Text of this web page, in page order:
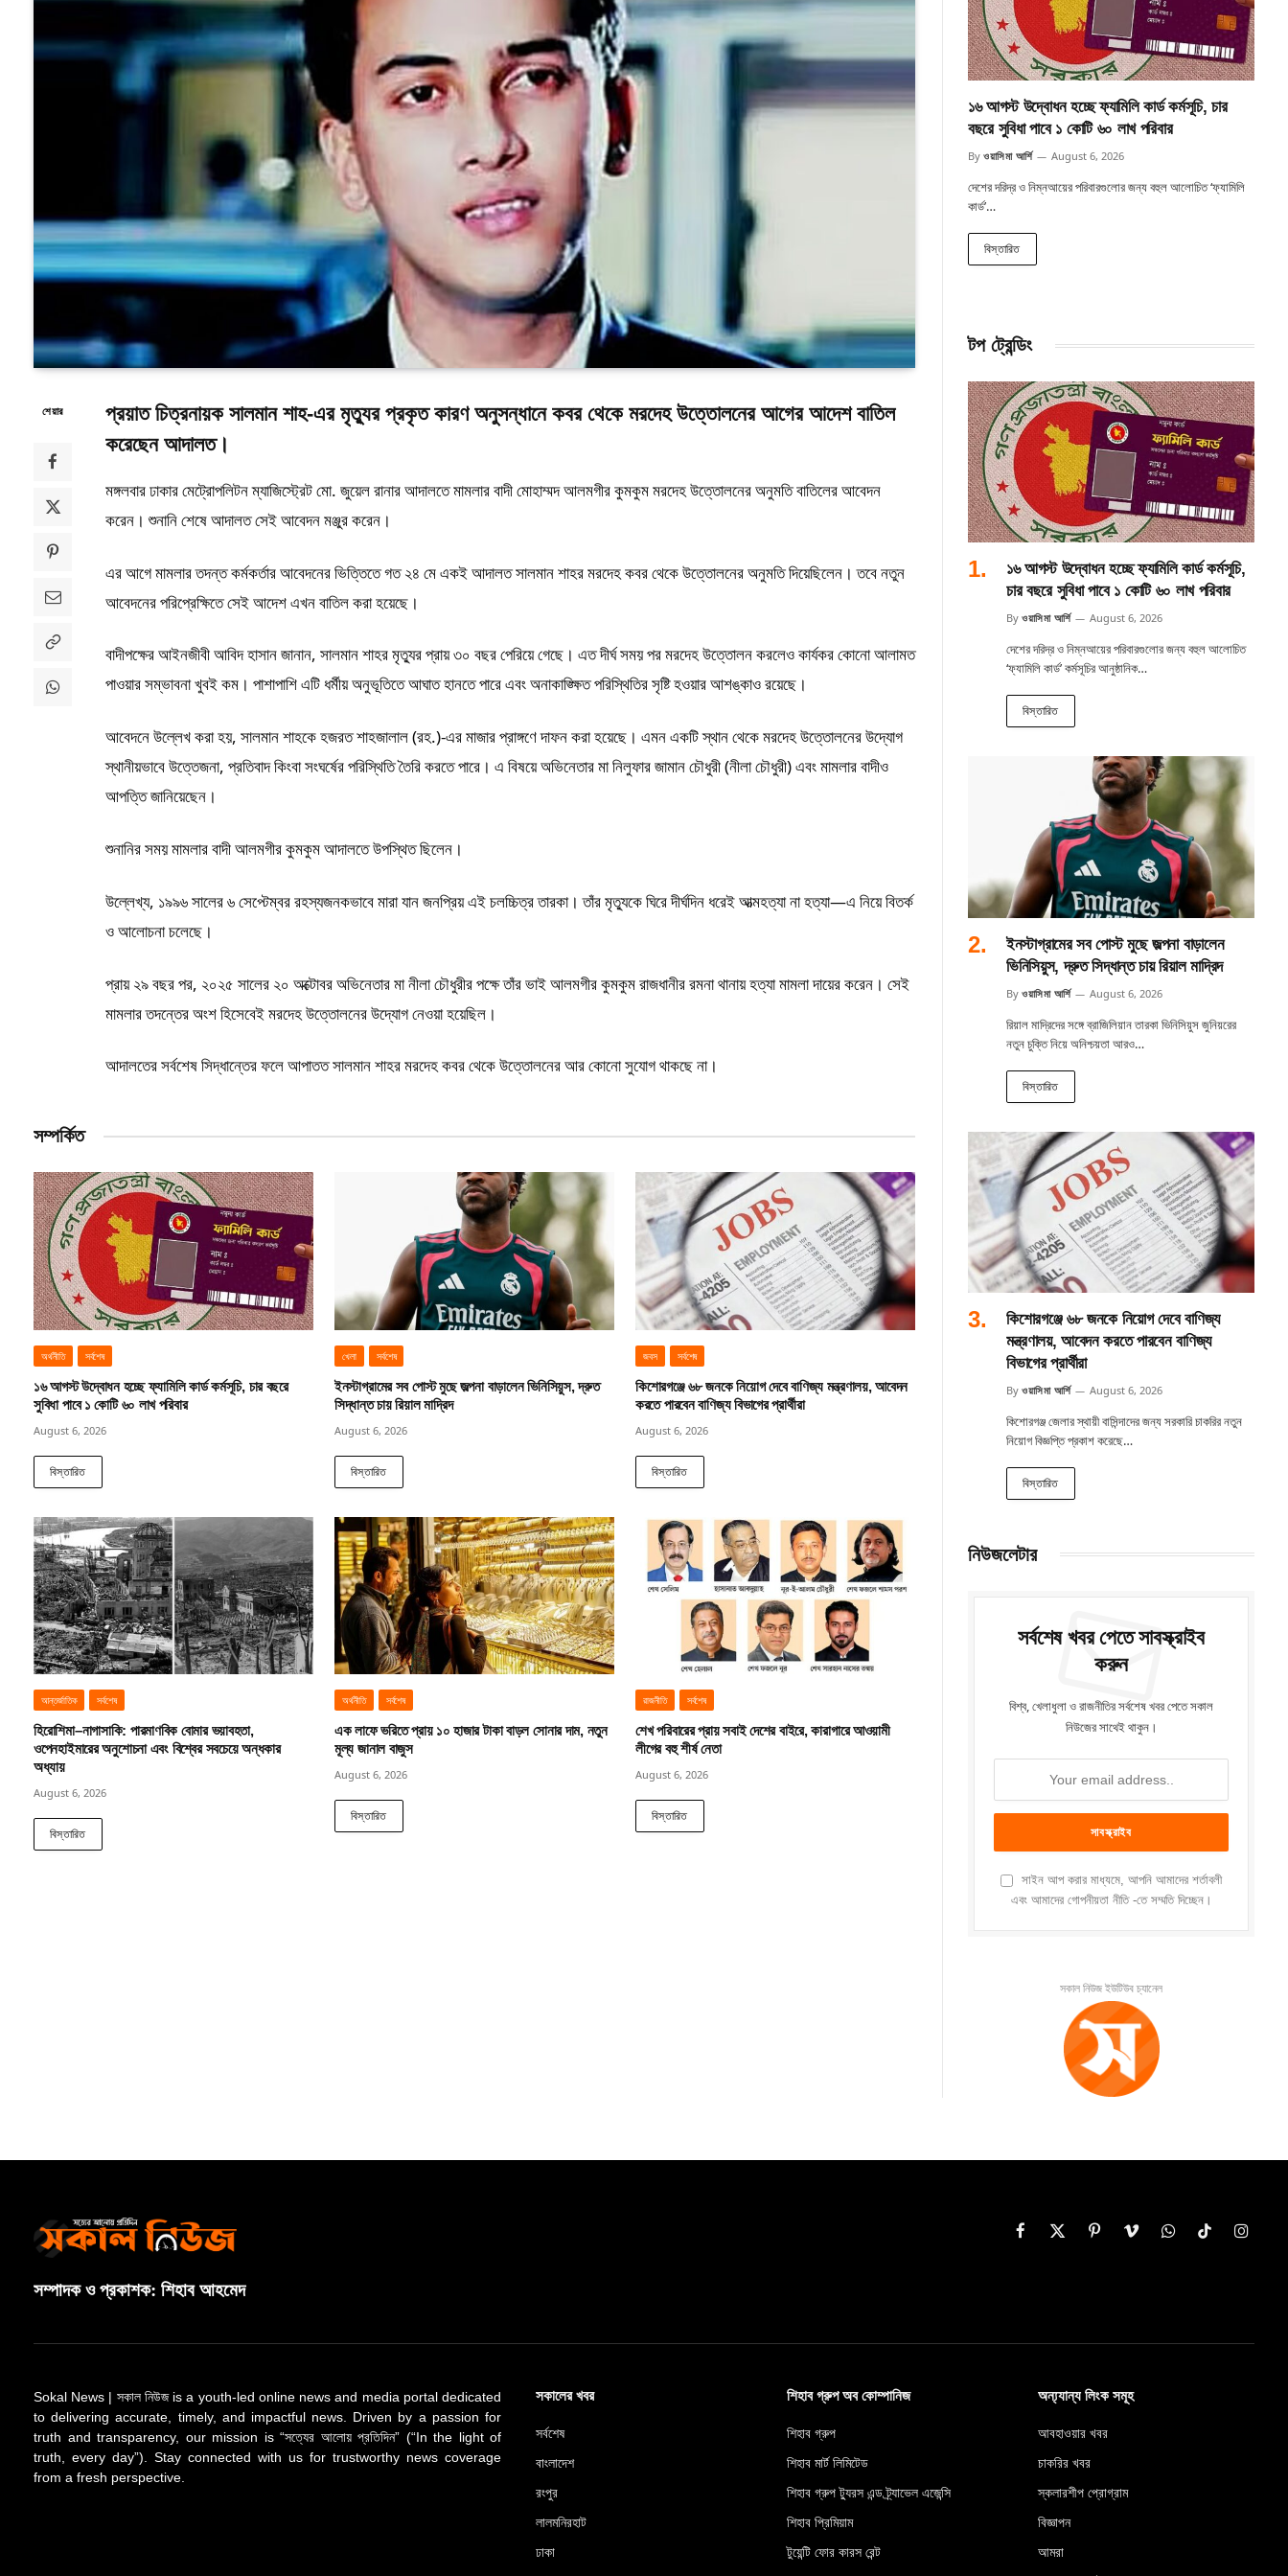
শেয়ার
প্রয়াত চিত্রনায়ক সালমান শাহ-এর মৃত্যুর প্রকৃত কারণ অনুসন্ধানে কবর থেকে মরদেহ উত্তোলনের আগের আদেশ বাতিল
করেছেন আদালত।
মঙ্গলবার ঢাকার মেট্রোপলিটন ম্যাজিস্ট্রেট মো. জুয়েল রানার আদালতে মামলার বাদী মোহাম্মদ আলমগীর কুমকুম মরদেহ উত্তোলনের অনুমতি বাতিলের আবেদন
করেন। শুনানি শেষে আদালত সেই আবেদন মঞ্জুর করেন।
এর আগে মামলার তদন্ত কর্মকর্তার আবেদনের ভিত্তিতে গত ২৪ মে একই আদালত সালমান শাহর মরদেহ কবর থেকে উত্তোলনের অনুমতি দিয়েছিলেন। তবে নতুন
আবেদনের পরিপ্রেক্ষিতে সেই আদেশ এখন বাতিল করা হয়েছে।
বাদীপক্ষের আইনজীবী আবিদ হাসান জানান, সালমান শাহর মৃত্যুর প্রায় ৩০ বছর পেরিয়ে গেছে। এত দীর্ঘ সময় পর মরদেহ উত্তোলন করলেও কার্যকর কোনো আলামত
পাওয়ার সম্ভাবনা খুবই কম। পাশাপাশি এটি ধর্মীয় অনুভূতিতে আঘাত হানতে পারে এবং অনাকাঙ্ক্ষিত পরিস্থিতির সৃষ্টি হওয়ার আশঙ্কাও রয়েছে।
আবেদনে উল্লেখ করা হয়, সালমান শাহকে হজরত শাহজালাল (রহ.)-এর মাজার প্রাঙ্গণে দাফন করা হয়েছে। এমন একটি স্থান থেকে মরদেহ উত্তোলনের উদ্যোগ
স্থানীয়ভাবে উত্তেজনা, প্রতিবাদ কিংবা সংঘর্ষের পরিস্থিতি তৈরি করতে পারে। এ বিষয়ে অভিনেতার মা নিলুফার জামান চৌধুরী (নীলা চৌধুরী) এবং মামলার বাদীও
আপত্তি জানিয়েছেন।
শুনানির সময় মামলার বাদী আলমগীর কুমকুম আদালতে উপস্থিত ছিলেন।
উল্লেখ্য, ১৯৯৬ সালের ৬ সেপ্টেম্বর রহস্যজনকভাবে মারা যান জনপ্রিয় এই চলচ্চিত্র তারকা। তাঁর মৃত্যুকে ঘিরে দীর্ঘদিন ধরেই আত্মহত্যা না হত্যা—এ নিয়ে বিতর্ক
ও আলোচনা চলেছে।
প্রায় ২৯ বছর পর, ২০২৫ সালের ২০ অক্টোবর অভিনেতার মা নীলা চৌধুরীর পক্ষে তাঁর ভাই আলমগীর কুমকুম রাজধানীর রমনা থানায় হত্যা মামলা দায়ের করেন। সেই
মামলার তদন্তের অংশ হিসেবেই মরদেহ উত্তোলনের উদ্যোগ নেওয়া হয়েছিল।
আদালতের সর্বশেষ সিদ্ধান্তের ফলে আপাতত সালমান শাহর মরদেহ কবর থেকে উত্তোলনের আর কোনো সুযোগ থাকছে না।
সম্পর্কিত
অর্থনীতি সর্বশেষ
১৬ আগস্ট উদ্বোধন হচ্ছে ফ্যামিলি কার্ড কর্মসূচি, চার বছরে
সুবিধা পাবে ১ কোটি ৬০ লাখ পরিবার
August 6, 2026
বিস্তারিত
খেলা সর্বশেষ
ইনস্টাগ্রামের সব পোস্ট মুছে জল্পনা বাড়ালেন ভিনিসিয়ুস, দ্রুত
সিদ্ধান্ত চায় রিয়াল মাদ্রিদ
August 6, 2026
বিস্তারিত
জবস সর্বশেষ
কিশোরগঞ্জে ৬৮ জনকে নিয়োগ দেবে বাণিজ্য মন্ত্রণালয়, আবেদন
করতে পারবেন বাণিজ্য বিভাগের প্রার্থীরা
August 6, 2026
বিস্তারিত
আন্তর্জাতিক সর্বশেষ
হিরোশিমা–নাগাসাকি: পারমাণবিক বোমার ভয়াবহতা,
ওপেনহাইমারের অনুশোচনা এবং বিশ্বের সবচেয়ে অন্ধকার
অধ্যায়
August 6, 2026
বিস্তারিত
অর্থনীতি সর্বশেষ
এক লাফে ভরিতে প্রায় ১০ হাজার টাকা বাড়ল সোনার দাম, নতুন
মূল্য জানাল বাজুস
August 6, 2026
বিস্তারিত
রাজনীতি সর্বশেষ
শেখ পরিবারের প্রায় সবাই দেশের বাইরে, কারাগারে আওয়ামী
লীগের বহু শীর্ষ নেতা
August 6, 2026
বিস্তারিত
১৬ আগস্ট উদ্বোধন হচ্ছে ফ্যামিলি কার্ড কর্মসূচি, চার
বছরে সুবিধা পাবে ১ কোটি ৬০ লাখ পরিবার
By ওয়াসিমা আর্শি August 6, 2026
দেশের দরিদ্র ও নিম্নআয়ের পরিবারগুলোর জন্য বহুল আলোচিত ‘ফ্যামিলি
কার্ড’…
বিস্তারিত
টপ ট্রেন্ডিং
১৬ আগস্ট উদ্বোধন হচ্ছে ফ্যামিলি কার্ড কর্মসূচি,
চার বছরে সুবিধা পাবে ১ কোটি ৬০ লাখ পরিবার
By ওয়াসিমা আর্শি August 6, 2026
দেশের দরিদ্র ও নিম্নআয়ের পরিবারগুলোর জন্য বহুল আলোচিত
‘ফ্যামিলি কার্ড’ কর্মসূচির আনুষ্ঠানিক…
বিস্তারিত
ইনস্টাগ্রামের সব পোস্ট মুছে জল্পনা বাড়ালেন
ভিনিসিয়ুস, দ্রুত সিদ্ধান্ত চায় রিয়াল মাদ্রিদ
By ওয়াসিমা আর্শি August 6, 2026
রিয়াল মাদ্রিদের সঙ্গে ব্রাজিলিয়ান তারকা ভিনিসিয়ুস জুনিয়রের
নতুন চুক্তি নিয়ে অনিশ্চয়তা আরও…
বিস্তারিত
কিশোরগঞ্জে ৬৮ জনকে নিয়োগ দেবে বাণিজ্য
মন্ত্রণালয়, আবেদন করতে পারবেন বাণিজ্য
বিভাগের প্রার্থীরা
By ওয়াসিমা আর্শি August 6, 2026
কিশোরগঞ্জ জেলার স্থায়ী বাসিন্দাদের জন্য সরকারি চাকরির নতুন
নিয়োগ বিজ্ঞপ্তি প্রকাশ করেছে…
বিস্তারিত
নিউজলেটার
সর্বশেষ খবর পেতে সাবস্ক্রাইব
করুন
বিশ্ব, খেলাধুলা ও রাজনীতির সর্বশেষ খবর পেতে সকাল
নিউজের সাথেই থাকুন।
সাইন আপ করার মাধ্যমে, আপনি আমাদের শর্তাবলী
এবং আমাদের গোপনীয়তা নীতি -তে সম্মতি দিচ্ছেন।
সকাল নিউজ ইউটিউব চ্যানেল
সম্পাদক ও প্রকাশক: শিহাব আহমেদ
Facebook
X
PinterestVimeoWhatsAppTikTok
Sokal News | সকাল নিউজ is a youth-led online news and media portal dedicated
to delivering accurate, timely, and impactful news. Driven by a passion for
truth and transparency, our mission is “সত্যের আলোয় প্রতিদিন” (“In the light of
truth, every day”). Stay connected with us for trustworthy news coverage
from a fresh perspective.
সকালের খবর
সর্বশেষ
বাংলাদেশ
রংপুর
লালমনিরহাট
ঢাকা
শিহাব গ্রুপ অব কোম্পানিজ
শিহাব গ্রুপ
শিহাব মার্ট লিমিটেড
শিহাব গ্রুপ ট্যুরস এন্ড ট্র্যাভেল এজেন্সি
শিহাব প্রিমিয়াম
টুয়েন্টি ফোর কারস রেন্ট
অন্য্যান্য লিংক সমূহ
আবহাওয়ার খবর
চাকরির খবর
স্কলারশীপ প্রোগ্রাম
বিজ্ঞাপন
আমরা